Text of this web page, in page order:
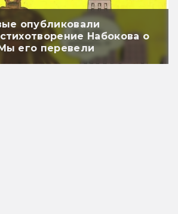
опубликовали
Набокова о
его перевели